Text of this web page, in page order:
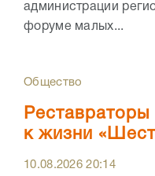
администрации
форуме малых...
Общество
Реставраторы
к жизни
10.08.202620:14